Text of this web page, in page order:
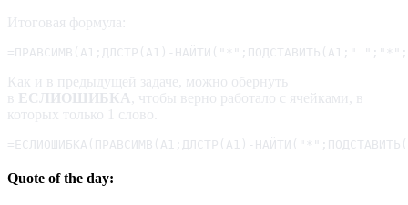
Итоговая формула:
=ПРАВСИМВ(A1;ДЛСТР(A1)-НАЙТИ("*";ПОДСТАВИТЬ(A1;"
Как и в предыдущей задаче, можно обернуть
в ЕСЛИОШИБКА
, чтобы верно работало с ячейками, в
которых только 1 слово.
=ЕСЛИОШИБКА(ПРАВСИМВ(A1;ДЛСТР(A1)-
Quote of the day: